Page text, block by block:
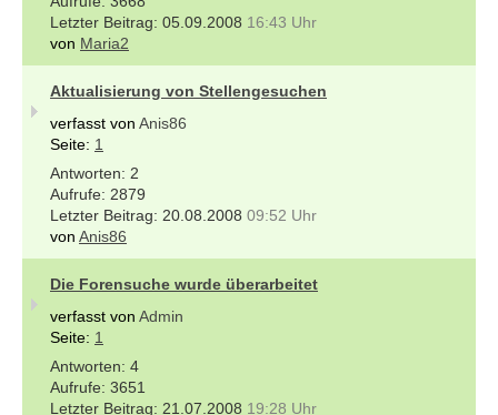
05.09.2008 16:43 Uhr
von Maria2
Aktualisierung von Stellengesuchen
verfasst von Anis86
Seite: 1
2
2879
20.08.2008 09:52 Uhr
von Anis86
Die Forensuche wurde überarbeitet
verfasst von Admin
Seite: 1
4
3651
21.07.2008 19:28 Uhr